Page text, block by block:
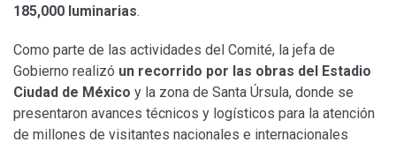
185,000 luminarias.
Como parte de las actividades del Comité, la jefa de
Gobierno realizó un recorrido por las obras del Estadio
Ciudad de México y la zona de Santa Úrsula, donde se
presentaron avances técnicos y logísticos para la atención
de millones de visitantes nacionales e internacionales